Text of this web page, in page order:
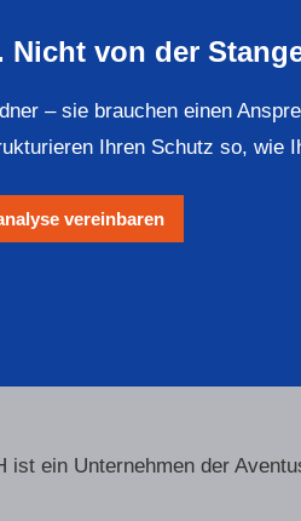
Nicht von der
– sie brauchen einen
Ihren Schutz so, wie
vereinbaren
ein Unternehmen der